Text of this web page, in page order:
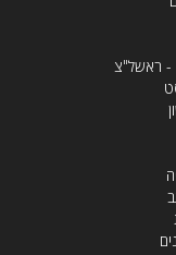
- ראשל"צ